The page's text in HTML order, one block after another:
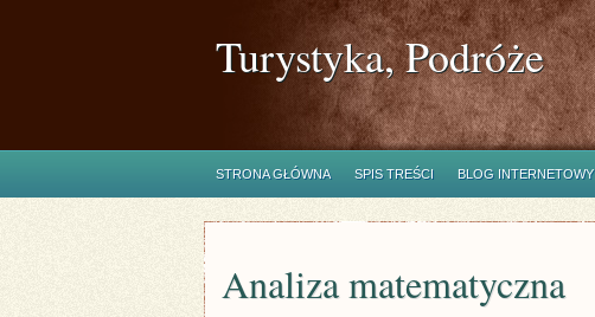
Turystyka, Podróże
STRONA GŁÓWNA SPIS TREŚCI BLOG INTERNETOWY
Analiza matematyczna